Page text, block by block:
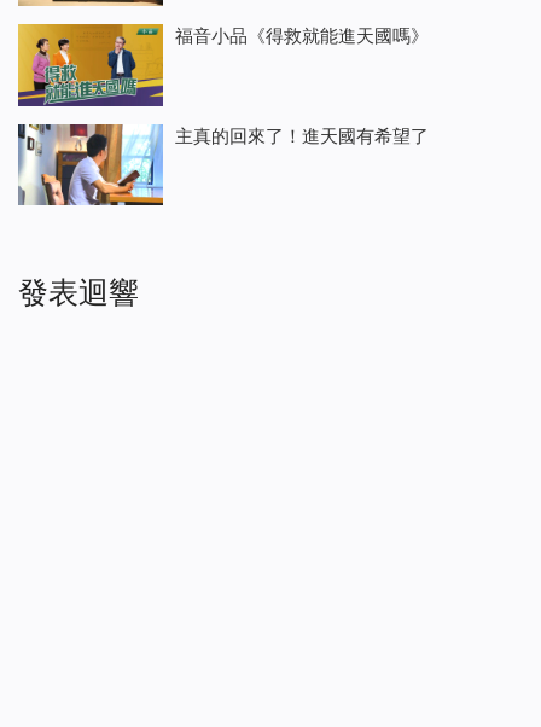
福音小品《得救就能進天國嗎》
主真的回來了！進天國有希望了
發表迴響